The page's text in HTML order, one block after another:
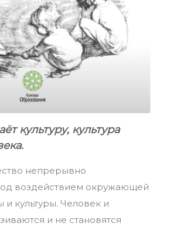
культуру, культура
непрерывно
воздействием окружающей
культуры. Человек и
и не становятся